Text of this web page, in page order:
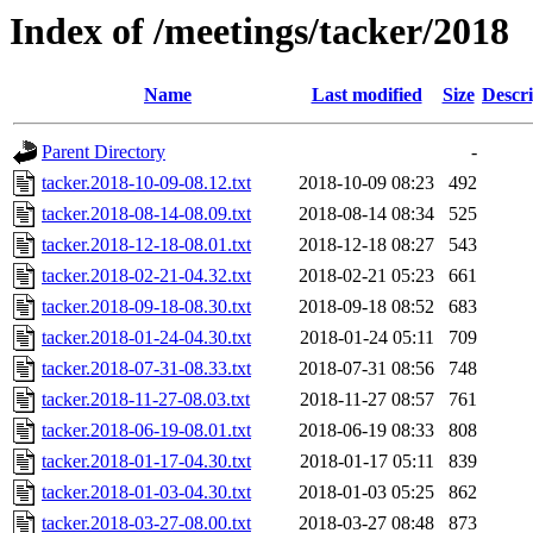
Index of /meetings/tacker/2018
Name Last modified Size
Parent Directory
-
tacker.2018-10-09-08.12.txt
2018-10-09 08:23
492
tacker.2018-08-14-08.09.txt
2018-08-14 08:34
525
tacker.2018-12-18-08.01.txt
2018-12-18 08:27
543
tacker.2018-02-21-04.32.txt
2018-02-21 05:23
661
tacker.2018-09-18-08.30.txt
2018-09-18 08:52
683
tacker.2018-01-24-04.30.txt
2018-01-24 05:11
709
tacker.2018-07-31-08.33.txt
2018-07-31 08:56
748
tacker.2018-11-27-08.03.txt
2018-11-27 08:57
761
tacker.2018-06-19-08.01.txt
2018-06-19 08:33
808
tacker.2018-01-17-04.30.txt
2018-01-17 05:11
839
tacker.2018-01-03-04.30.txt
2018-01-03 05:25
862
tacker.2018-03-27-08.00.txt
2018-03-27 08:48 873